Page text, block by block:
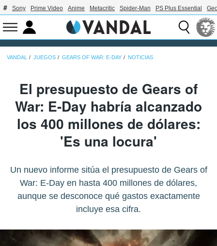
Sony Prime Video Anime Metacritic Spider-Man PS Plus Essential
VANDAL JUEGOS GEARS OF WAR: E-DAY NOTICIAS
El presupuesto de Gears of
War: E-Day habría alcanzado
los 400 millones de dólares:
'Es una locura'
Un nuevo informe sitúa el presupuesto de Gears of
War: E-Day en hasta 400 millones de dólares,
aunque se desconoce qué gastos exactamente
incluye esa cifra.